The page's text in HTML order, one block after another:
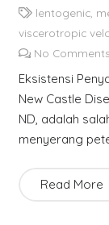
lentogenic,
viscerotropic
No Comments
Eksistensi
New Castle
ND, adalah
menyerang
Read More